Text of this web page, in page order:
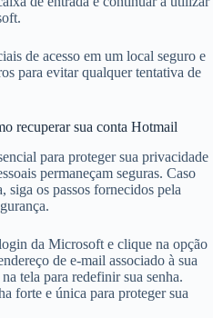
de acesso em um local seguro e
para evitar qualquer tentativa de
recuperar sua conta Hotmail
para proteger sua privacidade
permaneçam seguras. Caso
siga os passos fornecidos pela
da Microsoft e clique na opção
de e-mail associado à sua
tela para redefinir sua senha.
forte e única para proteger sua